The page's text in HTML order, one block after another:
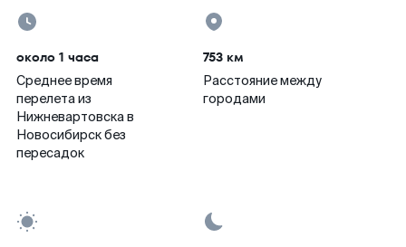
около 1 часа
Среднее время
перелета из
Нижневартовска в
Новосибирск без
пересадок
753 км
Расстояние между
городами